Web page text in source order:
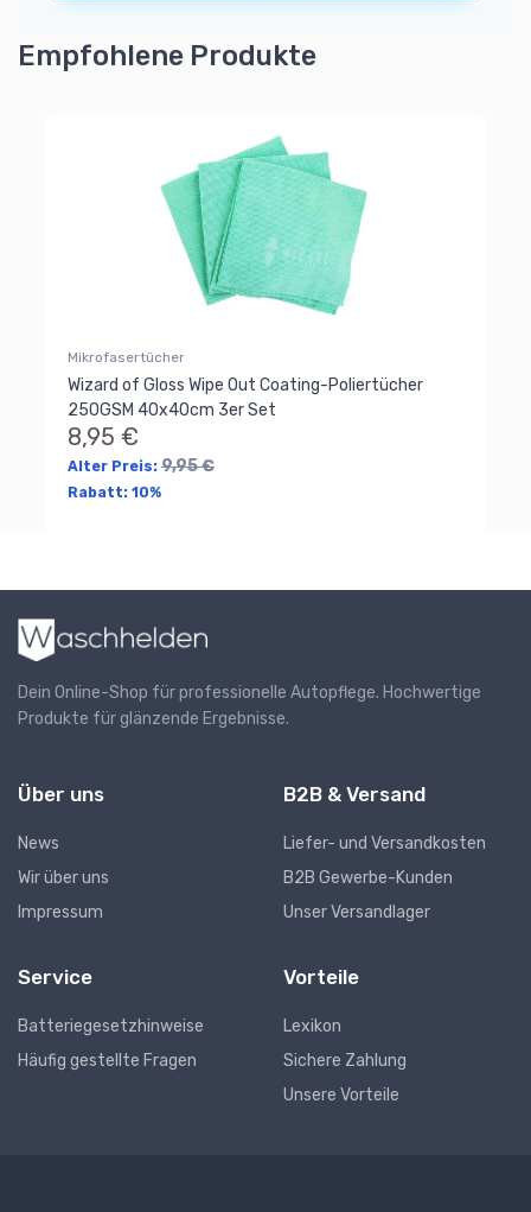
Empfohlene Produkte
Mikrofasertücher
Wizard of Gloss Wipe Out Coating-Poliertücher
250GSM 40x40cm 3er Set
8,95 €
Alter Preis: 9,95 €
Rabatt: 10%
Dein Online-Shop für professionelle Autopflege. Hochwertige
Produkte für glänzende Ergebnisse.
Über uns
News
Wir über uns
Impressum
B2B & Versand
Liefer- und Versandkosten
B2B Gewerbe-Kunden
Unser Versandlager
Service
Batteriegesetzhinweise
Häufig gestellte Fragen
Vorteile
Lexikon
Sichere Zahlung
Unsere Vorteile